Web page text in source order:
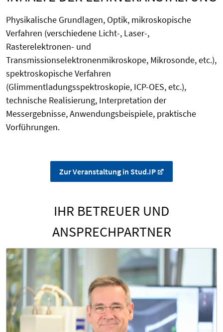
Physikalische Grundlagen, Optik, mikroskopische
Verfahren (verschiedene Licht-, Laser-,
Rasterelektronen- und
Transmissionselektronenmikroskope, Mikrosonde, etc.),
spektroskopische Verfahren
(Glimmentladungsspektroskopie, ICP-OES, etc.),
technische Realisierung, Interpretation der
Messergebnisse, Anwendungsbeispiele, praktische
Vorführungen.
Zur Veranstaltung in Stud.IP
IHR BETREUER UND
ANSPRECHPARTNER